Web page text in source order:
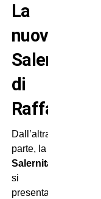
La
nuova
Salernitana
di
Raffaele
Dall’altra
parte, la
Salernitana
si
presenta